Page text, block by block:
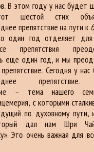
В этом году у нас будет
шестой стих
препятствие на пути к
один год отделяет для
препятствия
еще один год, и мы
Сегодня у нас
– тема нашего
с которыми
по духовному пути,
дал нам Шри
Это очень важная для